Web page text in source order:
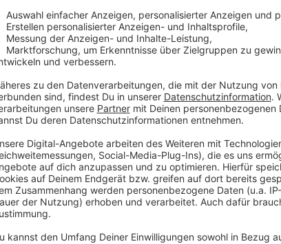
Große Anteilnahme und
Anzeige
Der tragische Fall hat in Leverkusen
Stadt haben Anteil genommen und
über 17.000 Euro für die
Verhandlungstage angesetzt, das
Anzeige
Mehr Nachrichten aus